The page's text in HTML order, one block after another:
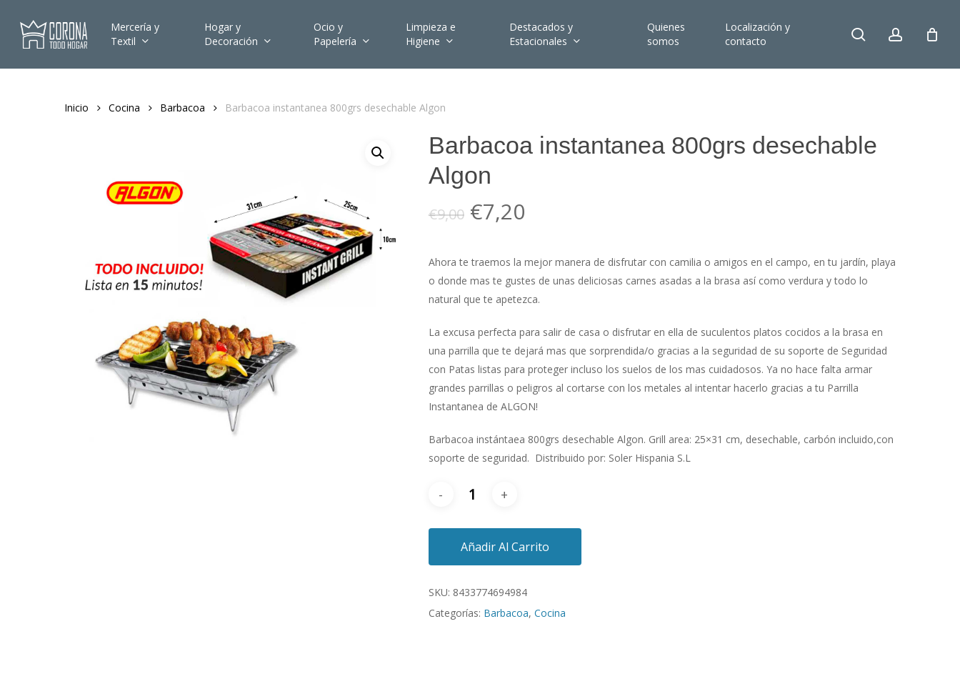
Mercería y
Textil
Hogar y
Decoración
Ocio y
Papelería
Limpieza e
Higiene
Destacados y
Estacionales
Quienes
somos
Localización y
contacto
search account
Inicio Cocina Barbacoa Barbacoa instantanea 800grs desechable Algon
Barbacoa instantanea 800grs desechable
Algon
€9,00 El
precio
original
era:
€9,00.
€7,20El
actual
es:
€7,20.
Ahora te traemos la mejor manera de disfrutar con camilia o amigos en el campo, en tu jardín, playa
o donde mas te gustes de unas deliciosas carnes asadas a la brasa así como verdura y todo lo
natural que te apetezca.
La excusa perfecta para salir de casa o disfrutar en ella de suculentos platos cocidos a la brasa en
una parrilla que te dejará mas que sorprendida/o gracias a la seguridad de su soporte de Seguridad
con Patas listas para proteger incluso los suelos de los mas cuidadosos. Ya no hace falta armar
grandes parrillas o peligros al cortarse con los metales al intentar hacerlo gracias a tu Parrilla
Instantanea de ALGON!
Barbacoa instántaea 800grs desechable Algon. Grill area: 25×31 cm, desechable, carbón incluido,con
soporte de seguridad. Distribuido por: Soler Hispania S.L
Añadir Al Carrito
SKU: 8433774694984
Categorías: Barbacoa, Cocina